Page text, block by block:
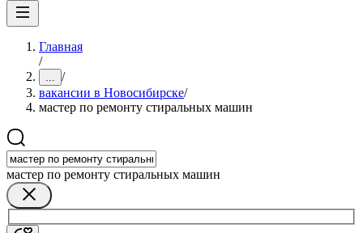
Главная
/
... /
вакансии в Новосибирске/
мастер по ремонту стиральных машин
мастер по ремонту стиральных машин